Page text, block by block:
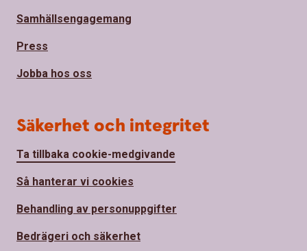
Samhällsengagemang
Press
Jobba hos oss
Säkerhet och integritet
Ta tillbaka cookie-medgivande
Så hanterar vi cookies
Behandling av personuppgifter
Bedrägeri och säkerhet